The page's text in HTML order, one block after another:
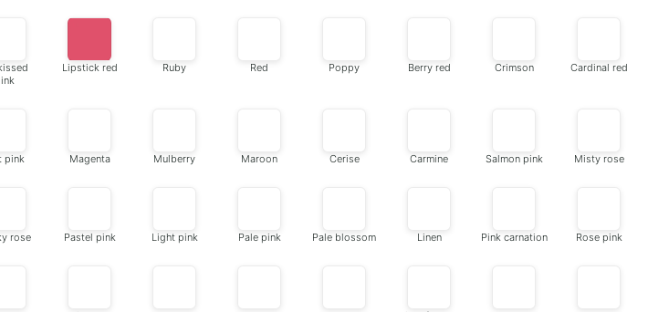
Lipstick red Ruby Red Poppy Berry red Crimson Cardinal red
pink Magenta Mulberry Maroon Cerise Carmine Salmon pink Misty rose
rose Pastel pink Light pink Pale pink Pale blossom Linen Pink carnation Rose pink